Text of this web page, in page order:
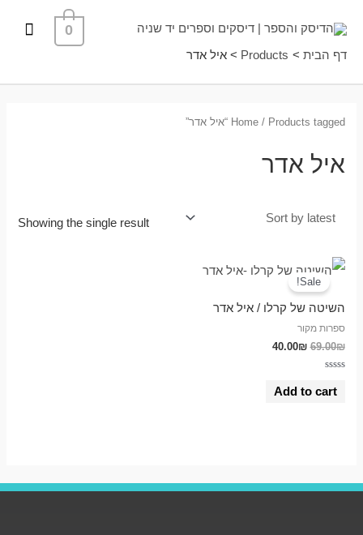
0
דף הבית Products איל אדר
Home/ Products tagged “איל אדר”
איל אדר
Showing the single result
Sale!
השיטה של קרלו / איל אדר
ספרות מקור
69.00₪
40.00₪
out
Add to cart